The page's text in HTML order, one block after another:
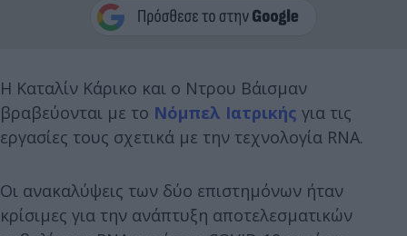
Η Καταλίν Κάρικο και ο Ντρου Βάισμαν
βραβεύονται με το Νόμπελ Ιατρικής για τις
εργασίες τους σχετικά με την τεχνολογία RNA.
Οι ανακαλύψεις των δύο επιστημόνων ήταν
κρίσιμες για την ανάπτυξη αποτελεσματικών